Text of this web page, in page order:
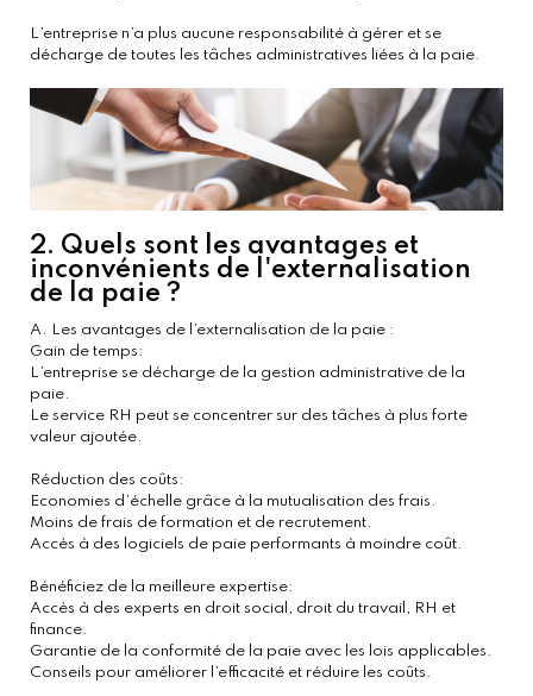
L’entreprise n’a plus aucune responsabilité à gérer et se
décharge de toutes les tâches administratives liées à la paie.
2. Quels sont les avantages et
inconvénients de l'externalisation
de la paie ?
A. Les avantages de l’externalisation de la paie :
Gain de temps:
L’entreprise se décharge de la gestion administrative de la
paie.
Le service RH peut se concentrer sur des tâches à plus forte
valeur ajoutée.
Réduction des coûts:
Economies d’échelle grâce à la mutualisation des frais.
Moins de frais de formation et de recrutement.
Accès à des logiciels de paie performants à moindre coût.
Bénéficiez de la meilleure expertise:
Accès à des experts en droit social, droit du travail, RH et
finance.
Garantie de la conformité de la paie avec les lois applicables.
Conseils pour améliorer l’efficacité et réduire les coûts.